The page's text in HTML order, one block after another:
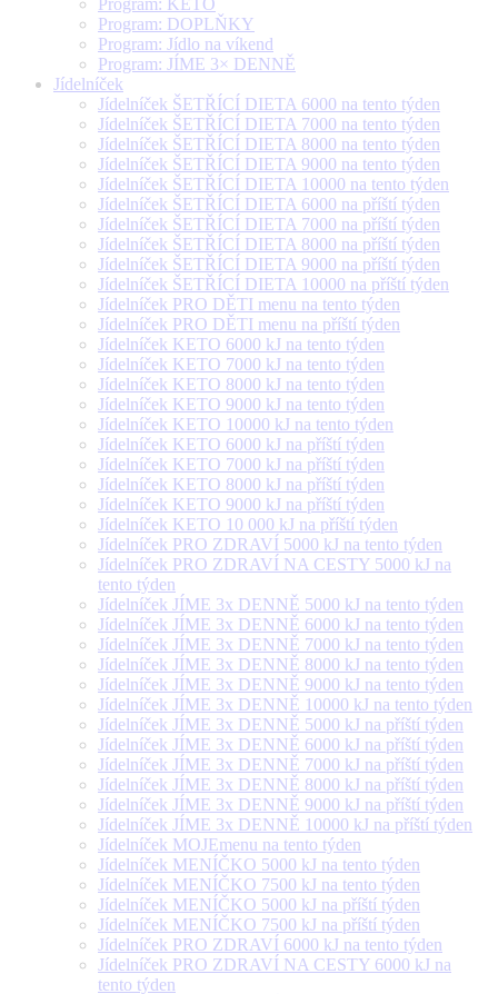
Program: KETO
Program: DOPLŇKY
Program: Jídlo na víkend
Program: JÍME 3× DENNĚ
Jídelníček
Jídelníček ŠETŘÍCÍ DIETA 6000 na tento týden
Jídelníček ŠETŘÍCÍ DIETA 7000 na tento týden
Jídelníček ŠETŘÍCÍ DIETA 8000 na tento týden
Jídelníček ŠETŘÍCÍ DIETA 9000 na tento týden
Jídelníček ŠETŘÍCÍ DIETA 10000 na tento týden
Jídelníček ŠETŘÍCÍ DIETA 6000 na příští týden
Jídelníček ŠETŘÍCÍ DIETA 7000 na příští týden
Jídelníček ŠETŘÍCÍ DIETA 8000 na příští týden
Jídelníček ŠETŘÍCÍ DIETA 9000 na příští týden
Jídelníček ŠETŘÍCÍ DIETA 10000 na příští týden
Jídelníček PRO DĚTI menu na tento týden
Jídelníček PRO DĚTI menu na příští týden
Jídelníček KETO 6000 kJ na tento týden
Jídelníček KETO 7000 kJ na tento týden
Jídelníček KETO 8000 kJ na tento týden
Jídelníček KETO 9000 kJ na tento týden
Jídelníček KETO 10000 kJ na tento týden
Jídelníček KETO 6000 kJ na příští týden
Jídelníček KETO 7000 kJ na příští týden
Jídelníček KETO 8000 kJ na příští týden
Jídelníček KETO 9000 kJ na příští týden
Jídelníček KETO 10 000 kJ na příští týden
Jídelníček PRO ZDRAVÍ 5000 kJ na tento týden
Jídelníček PRO ZDRAVÍ NA CESTY 5000 kJ na
tento týden
Jídelníček JÍME 3x DENNĚ 5000 kJ na tento týden
Jídelníček JÍME 3x DENNĚ 6000 kJ na tento týden
Jídelníček JÍME 3x DENNĚ 7000 kJ na tento týden
Jídelníček JÍME 3x DENNĚ 8000 kJ na tento týden
Jídelníček JÍME 3x DENNĚ 9000 kJ na tento týden
Jídelníček JÍME 3x DENNĚ 10000 kJ na tento týden
Jídelníček JÍME 3x DENNĚ 5000 kJ na příští týden
Jídelníček JÍME 3x DENNĚ 6000 kJ na příští týden
Jídelníček JÍME 3x DENNĚ 7000 kJ na příští týden
Jídelníček JÍME 3x DENNĚ 8000 kJ na příští týden
Jídelníček JÍME 3x DENNĚ 9000 kJ na příští týden
Jídelníček JÍME 3x DENNĚ 10000 kJ na příští týden
Jídelníček MOJEmenu na tento týden
Jídelníček MENÍČKO 5000 kJ na tento týden
Jídelníček MENÍČKO 7500 kJ na tento týden
Jídelníček MENÍČKO 5000 kJ na příští týden
Jídelníček MENÍČKO 7500 kJ na příští týden
Jídelníček PRO ZDRAVÍ 6000 kJ na tento týden
Jídelníček PRO ZDRAVÍ NA CESTY 6000 kJ na
tento týden